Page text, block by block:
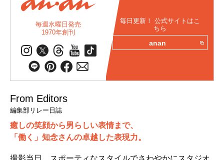
毎週水曜日発売
1970年創刊
毎日更新！ 公式サイトはこ
ちら
anan
From Editors
編集部リレー日誌
癒しの笑顔から男らしい表情まで、
「働く」知念さんの卓越した表現力。
撮影当日、スポーティなスタイルでさわやかにスタジオ